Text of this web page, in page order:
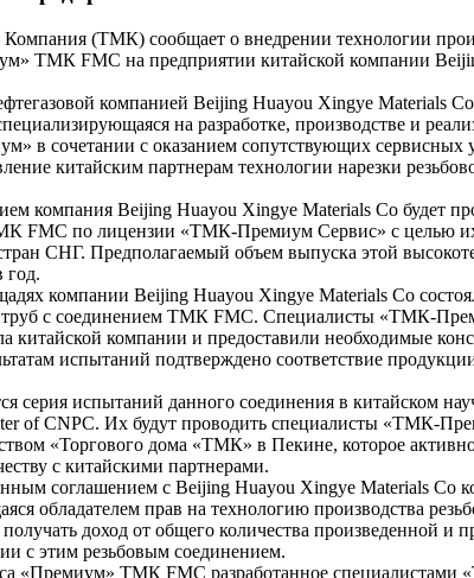
Компания (ТМК) сообщает о внедрении технологии
ТМК FMC на предприятии китайской компании
компанией Beijing Huayou Xingye Materials
на разработке, производстве и
в сочетании с оказанием сопутствующих сервисных
китайским партнерам технологии нарезки
компания Beijing Huayou Xingye Materials Co будет
FMC по лицензии «ТМК-Премиум Сервис» с целью
СНГ. Предполагаемый объем выпуска этой
год.
компании Beijing Huayou Xingye Materials Co
с соединением ТМК FMC. Специалисты «ТМК-
китайской компании и предоставили необходимые
испытаний подтверждено соответствие
серия испытаний данного соединения в китайском
of CNPC. Их будут проводить специалисты «ТМК-
«Торгового дома «ТМК» в Пекине, которое
с китайскими партнерами.
соглашением с Beijing Huayou Xingye Materials Co
обладателем прав на технологию производства
доход от общего количества произведенной и
с этим резьбовым соединением.
«Премиум» ТМК FMC разработанное